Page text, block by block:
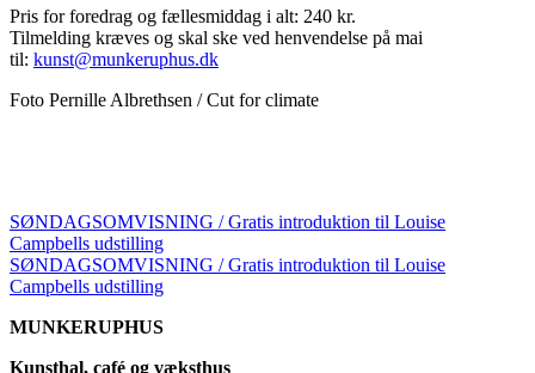
Pris for foredrag og fællesmiddag i alt: 240 kr.
Tilmelding kræves og skal ske ved henvendelse på mai
til: kunst@munkeruphus.dk
Foto Pernille Albrethsen / Cut for climate
SØNDAGSOMVISNING / Gratis introduktion til Louise
Campbells udstilling
SØNDAGSOMVISNING / Gratis introduktion til Louise
Campbells udstilling
MUNKERUPHUS
Kunsthal, café og væksthus